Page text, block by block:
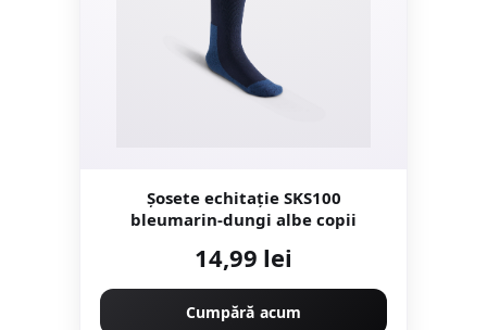
Șosete echitație SKS100
bleumarin-dungi albe copii
14,99 lei
Cumpără acum